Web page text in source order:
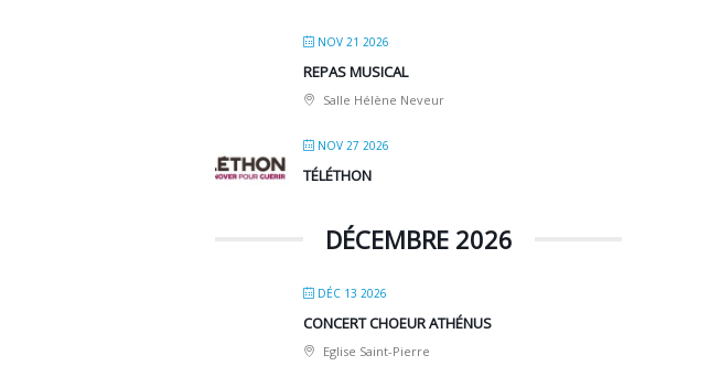
NOV 21 2026
REPAS MUSICAL
Salle Hélène Neveur
NOV 27 2026
TÉLÉTHON
DÉCEMBRE 2026
DÉC 13 2026
CONCERT CHOEUR ATHÉNUS
Eglise Saint-Pierre